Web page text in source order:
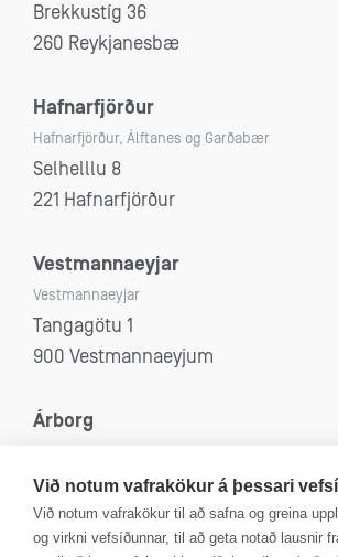
Brekkustíg 36
260 Reykjanesbæ
Hafnarfjörður
Hafnarfjörður, Álftanes og Garðabær
Selhelllu 8
221 Hafnarfjörður
Vestmannaeyjar
Vestmannaeyjar
Tangagötu 1
900 Vestmannaeyjum
Árborg
Eyravegi 53
800 Selfoss
Við notum vafrakökur á þessari
Við notum vafrakökur til að safna og greina
og virkni vefsíðunnar, til að geta notað lausnir